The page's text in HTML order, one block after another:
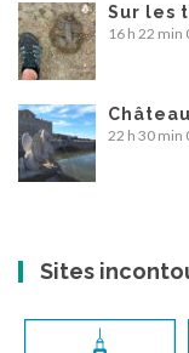
Sur les
16 h 22 min
22 h 30 min
Sites